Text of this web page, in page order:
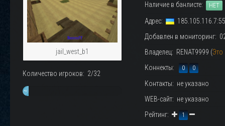
jail_west_b1
Количество игроков: 2/32
~
Наличие в банлисте: НЕТ
Адрес:
Добавлен в мониторинг:
Владелец: RENAT9999 (Это
Коннекты: 0 0
Контакты: не указано
WEB-сайт: не указано
Рейтинг:
1